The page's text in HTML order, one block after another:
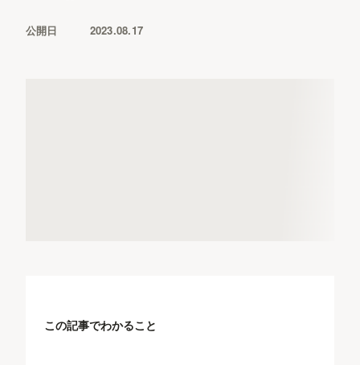
公開日 2023.08.17
この記事でわかること